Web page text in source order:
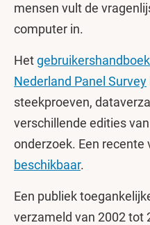
mensen vult de
computer in.
Het
Nederland Panel Survey
steekproeven,
verschillende edities
onderzoek. Een recente
beschikbaar.
Een publiek
verzameld van 2002 tot